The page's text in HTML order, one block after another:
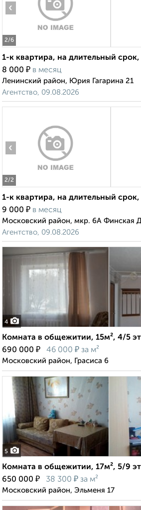
2/6
‹
1-к квартира, на длительный
8 000 ₽ в месяц
Ленинский район, Юрия Гагарина 21
Агентство, 09.08.2026
2/2
‹
1-к квартира, на длительный
9 000 ₽ в месяц
Московский район, мкр. 6А Финская
Агентство, 09.08.2026
4
Комната в общежитии, 15м², 4/5
690 000 ₽ 46 000 ₽ за м²
Московский район, Грасиса 6
5
Комната в общежитии, 17м², 5/9
650 000 ₽ 38 300 ₽ за м²
Московский район, Эльменя 17